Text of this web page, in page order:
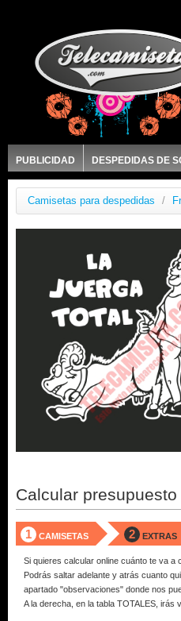
PUBLICIDAD DESPEDIDAS DE
Camisetas para despedidas /
Calcular
1 CAMISETAS 2 EXTRAS
Si quieres calcular online cuánto te va a
Podrás saltar adelante y atrás cuanto
apartado "observaciones" donde nos
A la derecha, en la tabla TOTALES, irás